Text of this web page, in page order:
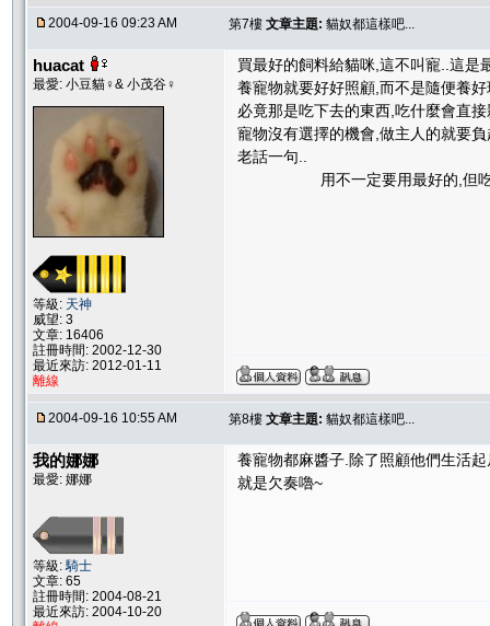
2004-09-16 09:23 AM 第7樓 文章主題: 貓奴都這樣吧...
huacat
最愛: 小豆貓♀& 小茂谷♀
等級: 天神
威望: 3
文章: 16406
註冊時間: 2002-12-30
最近來訪: 2012-01-11
離線
買最好的飼料給貓咪,這不叫寵..這是
養寵物就要好好照顧,而不是隨便養好
必竟那是吃下去的東西,吃什麼會直
寵物沒有選擇的機會,做主人的就要
老話一句..
用不一定要用最好的,但吃一
2004-09-16 10:55 AM 第8樓 文章主題: 貓奴都這樣吧...
我的娜娜
最愛: 娜娜
等級:騎士
文章: 65
註冊時間: 2004-08-21
最近來訪: 2004-10-20
養寵物都麻醬子.除了照顧他們生活
就是欠奏嚕~